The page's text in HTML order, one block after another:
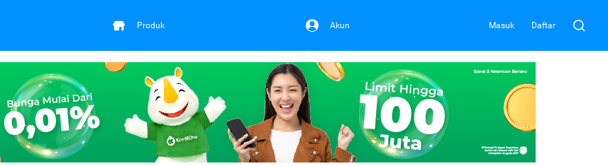
Produk Akun Masuk Daftar